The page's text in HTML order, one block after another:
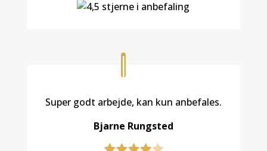
Super godt arbejde, kan kun anbefales.
Bjarne Rungsted